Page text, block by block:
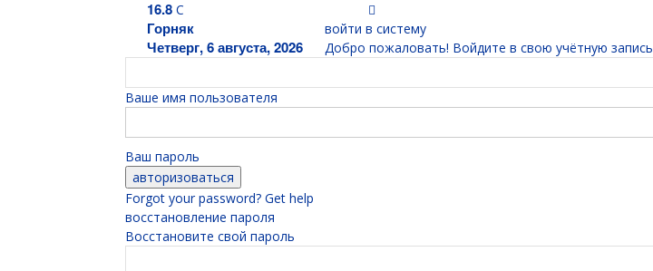
16.8 C
Горняк
Четверг, 6 августа, 2026
войти в систему
Добро пожаловать! Войдите в свою учётную запись
Ваше имя пользователя
Ваш пароль
Forgot your password? Get help
восстановление пароля
Восстановите свой пароль